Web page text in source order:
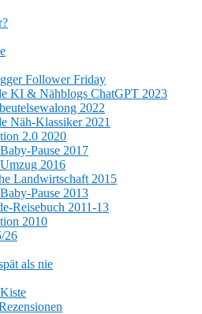
Follower Friday
KI & Nähblogs ChatGPT 2023
2022
Näh-Klassiker 2021
2.0 2020
Pause 2017
2016
Landwirtschaft 2015
Pause 2013
Reisebuch 2011-13
2010
26
als nie